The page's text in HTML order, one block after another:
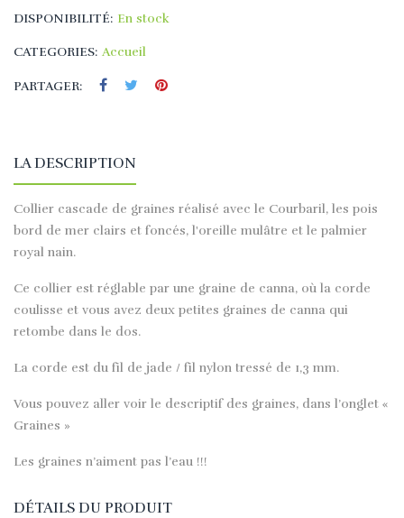
DISPONIBILITÉ: En stock
CATEGORIES: Accueil
PARTAGER:
LA DESCRIPTION
Collier cascade de graines réalisé avec le Courbaril, les pois
bord de mer clairs et foncés, l'oreille mulâtre et le palmier
royal nain.
Ce collier est réglable par une graine de canna, où la corde
coulisse et vous avez deux petites graines de canna qui
retombe dans le dos.
La corde est du fil de jade / fil nylon tressé de 1,3 mm.
Vous pouvez aller voir le descriptif des graines, dans l’onglet «
Graines »
Les graines n’aiment pas l’eau !!!
DÉTAILS DU PRODUIT